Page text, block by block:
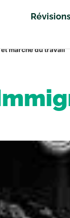
marché du travail